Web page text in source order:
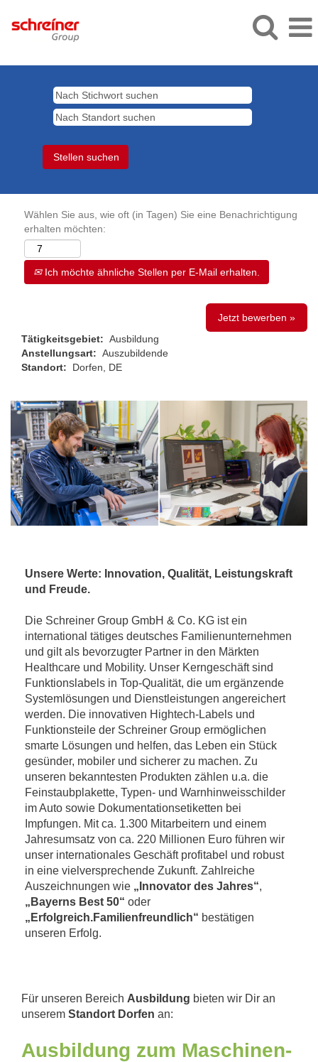
Wählen Sie aus, wie oft (in Tagen) Sie eine Benachrichtigung
erhalten möchten:
Ich möchte ähnliche Stellen per E-Mail erhalten.
Jetzt bewerben »
Tätigkeitsgebiet: Ausbildung
Anstellungsart: Auszubildende
Standort: Dorfen, DE
Unsere Werte: Innovation, Qualität, Leistungskraft
und Freude.
Die Schreiner Group GmbH & Co. KG ist ein
international tätiges deutsches Familienunternehmen
und gilt als bevorzugter Partner in den Märkten
Healthcare und Mobility. Unser Kerngeschäft sind
Funktionslabels in Top-Qualität, die um ergänzende
Systemlösungen und Dienstleistungen angereichert
werden. Die innovativen Hightech-Labels und
Funktionsteile der Schreiner Group ermöglichen
smarte Lösungen und helfen, das Leben ein Stück
gesünder, mobiler und sicherer zu machen. Zu
unseren bekanntesten Produkten zählen u.a. die
Feinstaubplakette, Typen- und Warnhinweisschilder
im Auto sowie Dokumentationsetiketten bei
Impfungen. Mit ca. 1.300 Mitarbeitern und einem
Jahresumsatz von ca. 220 Millionen Euro führen wir
unser internationales Geschäft profitabel und robust
in eine vielversprechende Zukunft. Zahlreiche
Auszeichnungen wie „Innovator des Jahres“,
„Bayerns Best 50“ oder
„Erfolgreich.Familienfreundlich“ bestätigen
unseren Erfolg.
Für unseren Bereich Ausbildung bieten wir Dir an
unserem Standort Dorfen an:
Ausbildung zum Maschinen-